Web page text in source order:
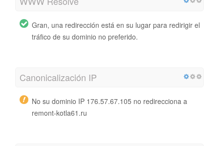
Gran, una redirección está en su lugar para redirigir el
tráfico de su dominio no preferido.
Canonicalización IP
No su dominio IP 176.57.67.105 no redirecciona a
remont-kotla61.ru